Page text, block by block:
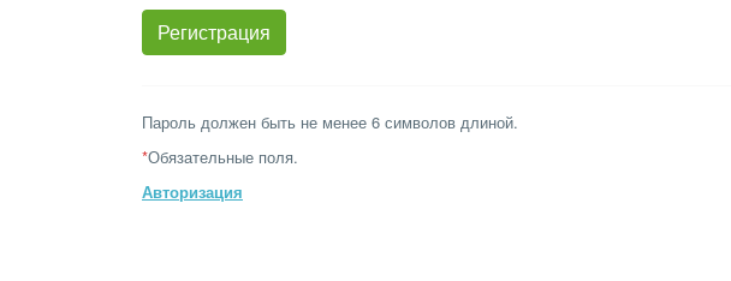
Пароль должен быть не менее 6 символов длиной.
*Обязательные поля.
Авторизация